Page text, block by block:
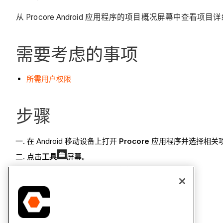
从 Procore Android 应用程序的项目概况屏幕中查看项目详
需要考虑的事项
所需用户权限
步骤
在 Android 移动设备上打开 Procore 应用程序并选择相关
点击工具
屏幕。
在"项目概况"下，点击项目信息小组件。
查看项目的详细信息。